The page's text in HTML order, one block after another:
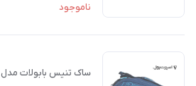
ناموجود
ساک تنیس بابولات مدل PURE DRIVE 6 R